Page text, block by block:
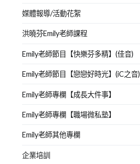
媒體報導/活動花絮
洪曉芬Emily老師課程
Emily老師節目【快樂芬多精】(佳音)
Emily老師節目【戀戀好時光】(iC之音)
Emily老師專欄【成長大件事】
Emily老師專欄【職場微私塾】
Emily老師其他專欄
企業培訓